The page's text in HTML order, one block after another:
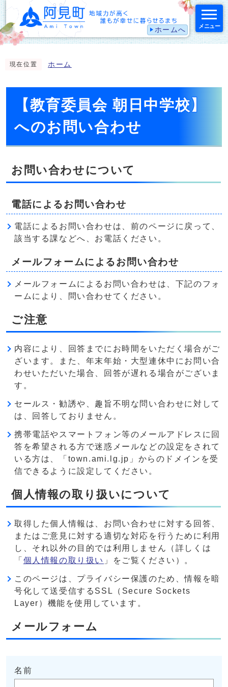
ホームへ メニュー
現在位置 ホーム
【教育委員会 朝日中学校】
へのお問い合わせ
お問い合わせについて
電話によるお問い合わせ
電話によるお問い合わせは、前のページに戻って、
該当する課などへ、お電話ください。
メールフォームによるお問い合わせ
メールフォームによるお問い合わせは、下記のフォ
ームにより、問い合わせてください。
ご注意
内容により、回答までにお時間をいただく場合がご
ざいます。また、年末年始・大型連休中にお問い合
わせいただいた場合、回答が遅れる場合がございま
す。
セールス・勧誘や、趣旨不明な問い合わせに対して
は、回答しておりません。
携帯電話やスマートフォン等のメールアドレスに回
答を希望される方で迷惑メールなどの設定をされて
いる方は、「town.ami.lg.jp」からのドメインを受
信できるように設定してください。
個人情報の取り扱いについて
取得した個人情報は、お問い合わせに対する回答、
またはご意見に対する適切な対応を行うために利用
し、それ以外の目的では利用しません（詳しくは
「 個人情報の取り扱い 」をご覧ください）。
このページは、プライバシー保護のため、情報を暗
号化して送受信するSSL（Secure Sockets
Layer）機能を使用しています。
メールフォーム
名前